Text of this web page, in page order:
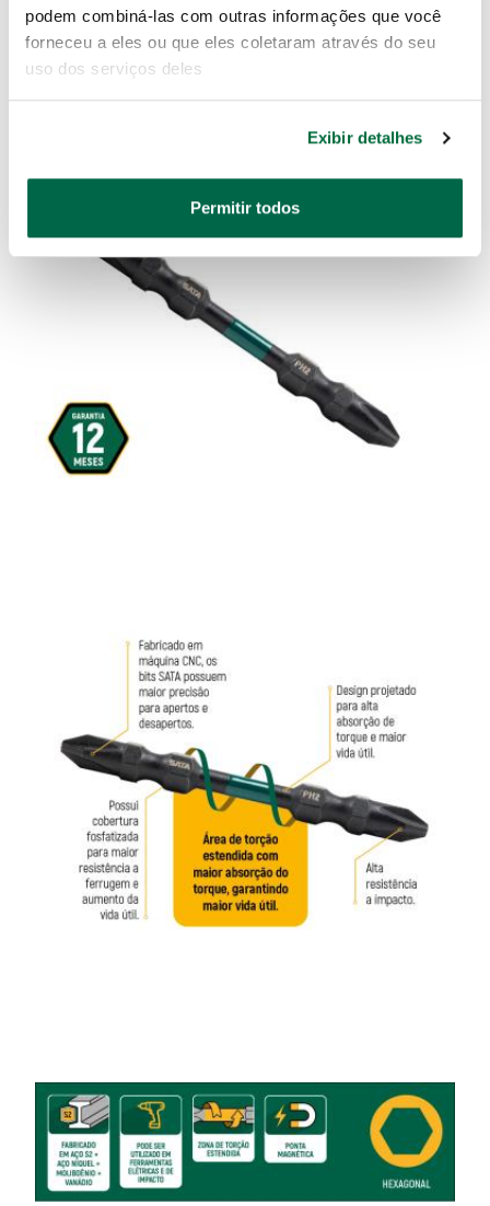
podem combiná-las com outras informações que você
forneceu a eles ou que eles coletaram através do seu
uso dos serviços deles
Exibir detalhes
Permitir todos